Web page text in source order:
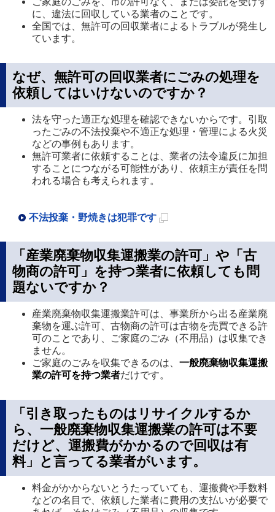
に、違法に回収している業者のことです。
全国では、無許可の回収業者によるトラブルが発生し
ています。
なぜ、無許可の回収業者にごみの処理を
依頼してはいけないのですか？
法を守った適正な処理を確認できないからです。引取
ったごみの不法投棄や不適正な処理・管理による火災
などの事例もあります。
無許可業者に依頼することは、業者の法令違反に加担
することにつながる可能性があり、依頼主が責任を問
われる場合も考えられます。
不法投棄・野焼きは犯罪です
規
ペ
ジ
で
開
ま
「産業廃棄物収集運搬業の許可」や「古
物商の許可」を持つ業者に依頼しても問
題ないですか？
産業廃棄物収集運搬業許可は、事業所から出る産業廃
棄物を運ぶ許可、古物商の許可は古物を売買できる許
可のことであり、ご家庭のごみ（不用品）は収集でき
ません。
ご家庭のごみを収集できるのは、 一般廃棄物収集運搬
業の許可を持つ業者だけです。
「引き取ったものはリサイクルするか
ら、一般廃棄物収集運搬業の許可は不要
だけど、運搬費がかかるので回収は有
料」と言ってる業者がいます。
料金がかからないとうたっていても、運搬費や手数料
などの名目で、依頼した業者に費用の支払いが必要で